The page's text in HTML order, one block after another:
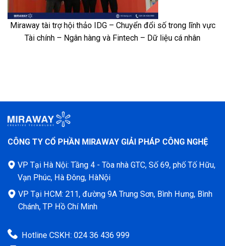
Miraway tài trợ hội thảo IDG – Chuyển đổi số trong lĩnh vực
Tài chính – Ngân hàng và Fintech – Dữ liệu cá nhân
CÔNG TY CỔ PHẦN MIRAWAY GIẢI PHÁP CÔNG NGHỆ
VP Tại Hà Nội: Tầng 4 - Tòa nhà GTC, Số 69, phố Tố Hữu,
Vạn Phúc, Hà Đông, HàNội
VP Tại HCM: 211, đường 9A Trung Sơn, Bình Hưng, Bình
Chánh, TP Hồ Chí Minh
Hotline CSKH: 024 36 436 999